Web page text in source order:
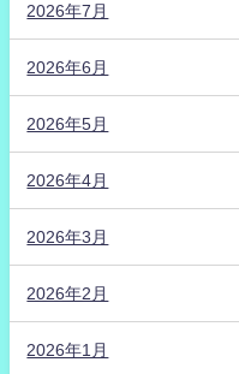
2026年7月
2026年6月
2026年5月
2026年4月
2026年3月
2026年2月
2026年1月